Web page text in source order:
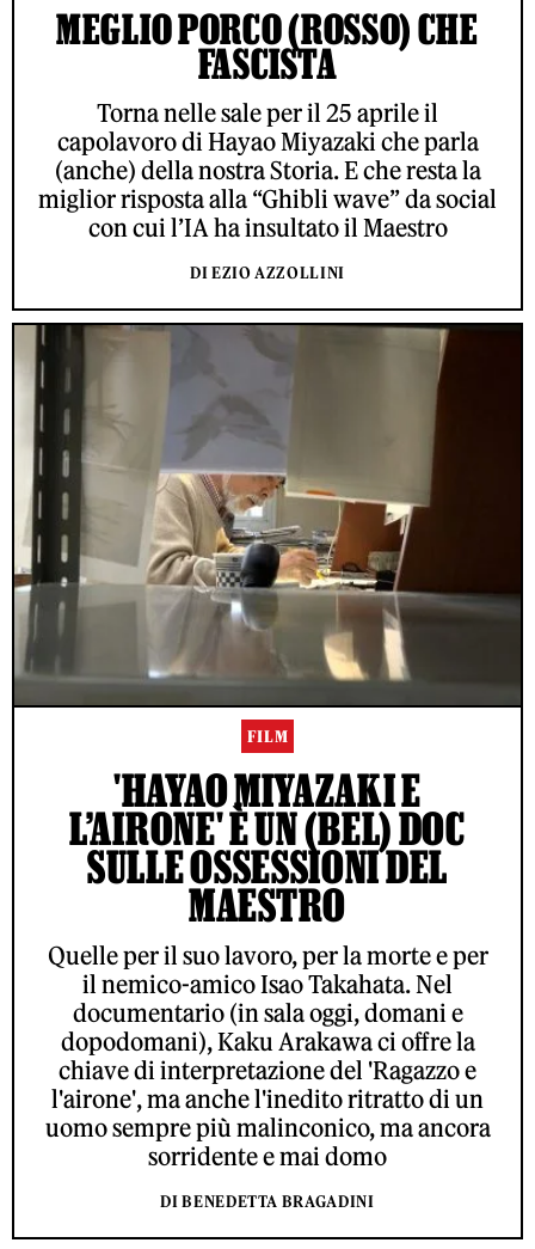
MEGLIO PORCO (ROSSO) CHE
FASCISTA
Torna nelle sale per il 25 aprile il
capolavoro di Hayao Miyazaki che parla
(anche) della nostra Storia. E che resta la
miglior risposta alla “Ghibli wave” da social
con cui l’IA ha insultato il Maestro
DI EZIO AZZOLLINI
FILM
'HAYAO MIYAZAKI E
L’AIRONE' È UN (BEL) DOC
SULLE OSSESSIONI DEL
MAESTRO
Quelle per il suo lavoro, per la morte e per
il nemico-amico Isao Takahata. Nel
documentario (in sala oggi, domani e
dopodomani), Kaku Arakawa ci offre la
chiave di interpretazione del 'Ragazzo e
l'airone', ma anche l'inedito ritratto di un
uomo sempre più malinconico, ma ancora
sorridente e mai domo
DI BENEDETTA BRAGADINI